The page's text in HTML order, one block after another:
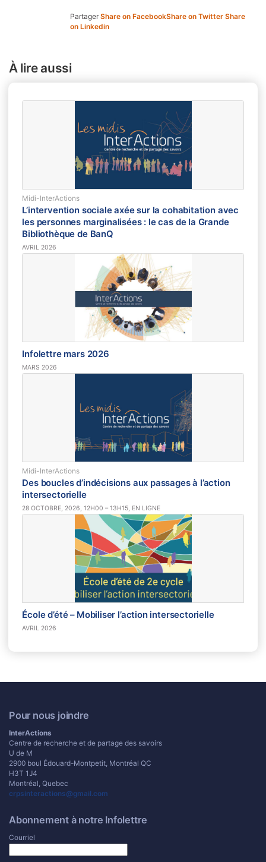
Partager Share on FacebookShare on Twitter Share
on Linkedin
À lire aussi
Midi-InterActions
L’intervention sociale axée sur la cohabitation avec
les personnes marginalisées : le cas de la Grande
Bibliothèque de BanQ
AVRIL 2026
Infolettre mars 2026
MARS 2026
Midi-InterActions
Des boucles d’indécisions aux passages à l’action
intersectorielle
28 OCTOBRE, 2026, 12H00 – 13H15, EN LIGNE
École d’été – Mobiliser l’action intersectorielle
AVRIL 2026
Pour nous joindre
InterActions
Centre de recherche et de partage des savoirs
U de M
2900 boul Édouard-Montpetit, Montréal QC
H3T 1J4
Montréal, Quebec
crpsinteractions@gmail.com
Abonnement à notre Infolettre
Courriel